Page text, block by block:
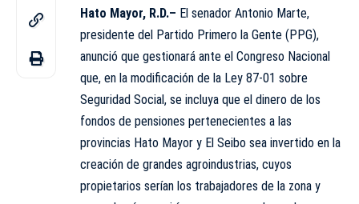
Hato Mayor, R.D.– El senador Antonio Marte,
presidente del Partido Primero la Gente (PPG),
anunció que gestionará ante el Congreso Nacional
que, en la modificación de la Ley 87-01 sobre
Seguridad Social, se incluya que el dinero de los
fondos de pensiones pertenecientes a las
provincias Hato Mayor y El Seibo sea invertido en la
creación de grandes agroindustrias, cuyos
propietarios serían los trabajadores de la zona y